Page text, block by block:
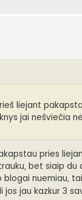
liejant
jai nešviečia
pries
bet siaip
nuemiau,
jos jau kazkur 3